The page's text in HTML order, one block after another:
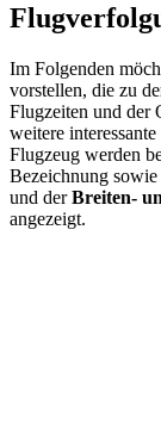
Im Folgenden
vorstellen, die zu
Flugzeiten und der
weitere
Flugzeug werden
Bezeichnung sowie
und derBreiten-
angezeigt.